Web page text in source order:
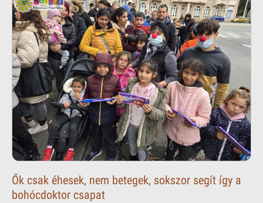
Ők csak éhesek, nem betegek, sokszor segít így a
bohócdoktor csapat